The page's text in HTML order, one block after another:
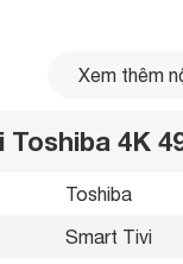
Xem thêm
4K
Toshiba
Smart Tivi